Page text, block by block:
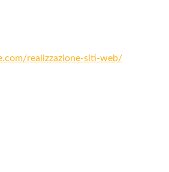
realizzazione-siti-web/